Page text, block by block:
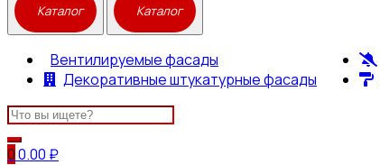
Вентилируемые фасады
Декоративные штукатурные фасады
Search
for:
00.00 ₽